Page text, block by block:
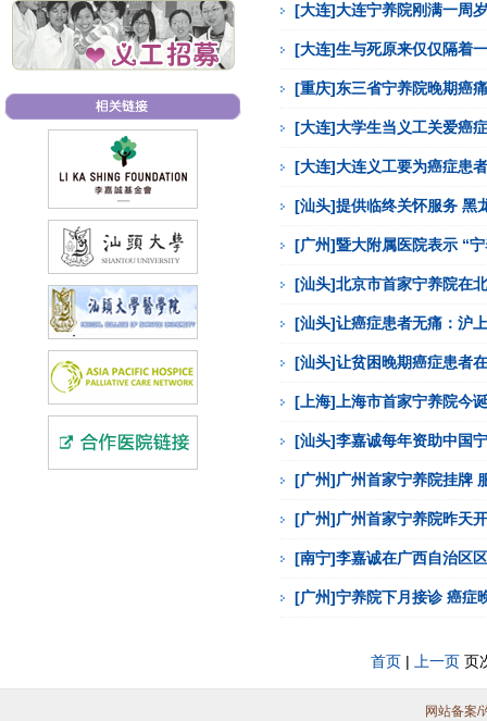
[大连]大连宁养院刚满一周
[大连]生与死原来仅仅隔着
[重庆]东三省宁养院晚期癌
[大连]大学生当义工关爱癌
[大连]大连义工要为癌症患
[汕头]提供临终关怀服务 黑
[广州]暨大附属医院表示 “
[汕头]北京市首家宁养院在
[汕头]让癌症患者无痛：沪
[汕头]让贫困晚期癌症患者
[上海]上海市首家宁养院今
[汕头]李嘉诚每年资助中国
[广州]广州首家宁养院挂牌
[广州]广州首家宁养院昨天
[南宁]李嘉诚在广西自治区
[广州]宁养院下月接诊 癌症
首页 | 上一页 页
网站备案/